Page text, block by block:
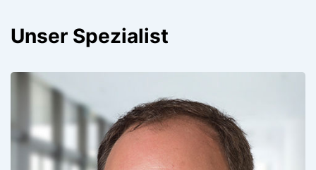
Unser Spezialist